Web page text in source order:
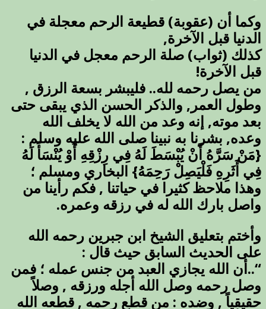
وكما أن (عقوبة) قطيعة الرحم معجلة في
الدنيا قبل الآخرة,
كذلك (ثواب) صلة الرحم معجل في الدنيا
قبل الآخرة!
من يصل رحمه لله.. فليبشر بسعة الرزق ,
وطول العمر, والذكر الحسن الذي يبقى حتى
بعد موته, إنه وعد من الله لا يخلف الله
وعده, بشرنا به نبينا صلى الله عليه وسلم :
{مَنْ سَرَّهُ أَنْ يُبْسَطَ لَهُ فِي رِزْقِهِ أَوْ يُنْسَأَ لَهُ
فِي أَثَرِهِ فَلْيَصِلْ رَحِمَهُ} البخاري ومسلم ؛
وهذا ملاحظ كثيرا في حياتنا , فكم رأينا من
واصل بارك الله له في رزقه وعمره.
وأختم بتعليق الشيخ ابن جبرين رحمه الله
على الحديث السابق حيث قال :
“..أن الله يجازي العبد من جنس عمله ؛ فمن
وصل رحمه وصل الله أجله ورزقه , وصلاً
حقيقياً , وضده : من قطع رحمه , قطعه الله